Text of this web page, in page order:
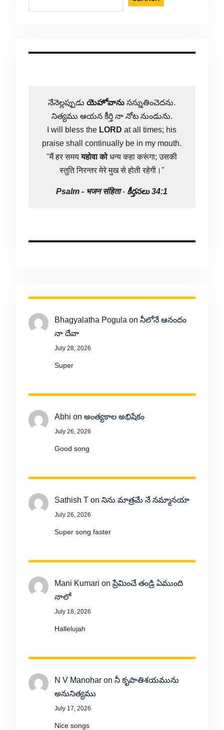
నేనెల్లప్పుడుయెహోవాను సన్నుతించెదను.
నిత్యము ఆయన కీర్తి నా నోట నుండును.
I will bless the LORD at all times; his
praise shall continually be in my mouth.
"मैं हर समययहोवा कोधन्य कहा करूंगा; उसकी
स्तुति निरन्तर मेरे मुख से होती रहेगी।"
Psalm - भजन संहिता- కీర్తనలు 34:1
Bhagyalatha Pogula on నీలోనే ఆనందం
నా దేవా
July 28, 2026
Super
Abhi on అంత్యకాల అభిషేకం
July 26, 2026
Good song
Sathish Ton నిను మాత్రమే నే నమ్మానయా
July 26, 2026
Super song faster
Mani Kumari onప్రేమించే తండ్రి ఏముంది
నాలో
July 18, 2026
Hallelujah
N V Manoharon నీ కృపాతిశయమును
అనునిత్యము
July 17, 2026
Nice songs